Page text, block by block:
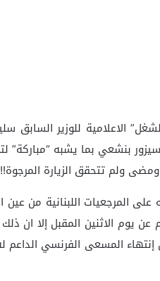
الاعلامية للوزير السابق
بنشعي بما يشبه “مباركة”
ولم تتحقق الزيارة
المرجعيات اللبنانية من عين
الاثنين المقبل إلا ان ذلك
المسعى الفرنسي الداعم